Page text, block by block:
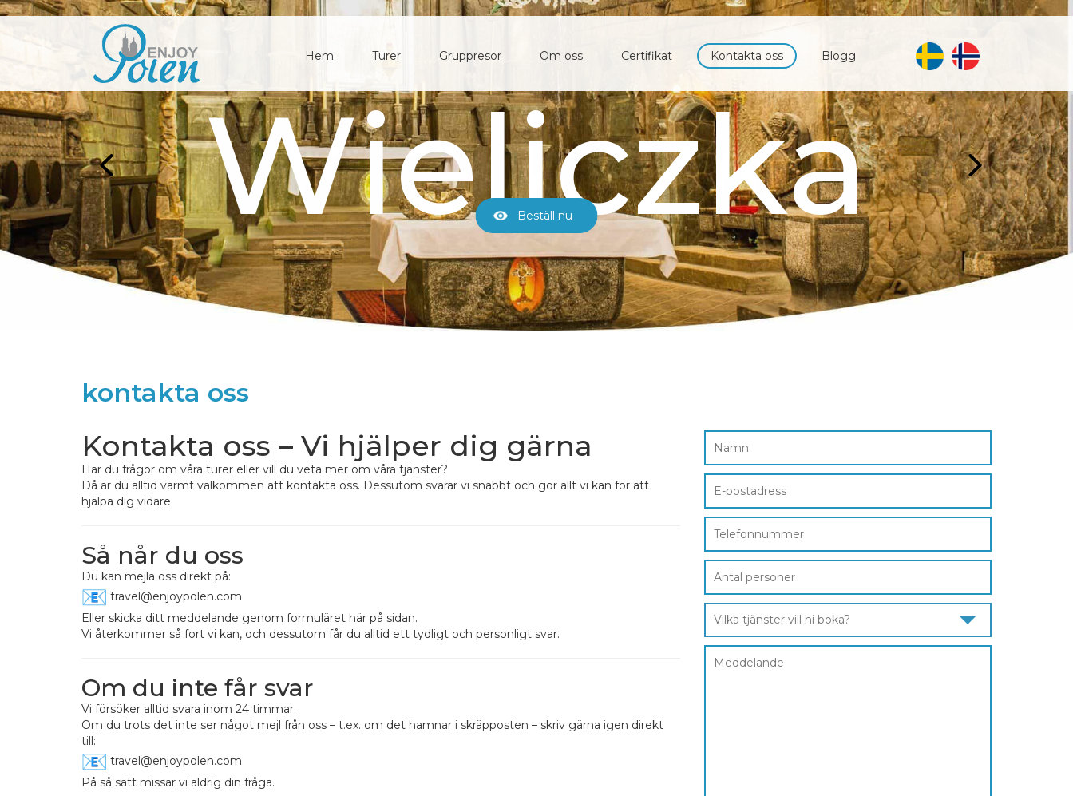
Hem Turer Gruppresor Om oss Certifikat Kontakta oss Blogg
Wieliczka
Beställ nu
Zakopane
Beställ nu
kontakta oss
Kontakta oss – Vi hjälper dig gärna
Har du frågor om våra turer eller vill du veta mer om våra tjänster?
Då är du alltid varmt välkommen att kontakta oss. Dessutom svarar vi snabbt och gör allt vi kan för att
hjälpa dig vidare.
Så når du oss
Du kan mejla oss direkt på:
travel@enjoypolen.com
Eller skicka ditt meddelande genom formuläret här på sidan.
Vi återkommer så fort vi kan, och dessutom får du alltid ett tydligt och personligt svar.
Om du inte får svar
Vi försöker alltid svara inom 24 timmar.
Om du trots det inte ser något mejl från oss – t.ex. om det hamnar i skräpposten – skriv gärna igen direkt
till:
travel@enjoypolen.com
På så sätt missar vi aldrig din fråga.
Vilka tjänster vill ni boka?